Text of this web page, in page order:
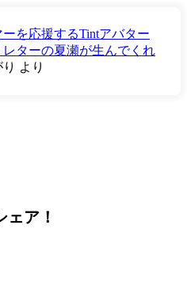
を応援するTintアバター
ターの夏瀬が生んでくれ
より
ェア！